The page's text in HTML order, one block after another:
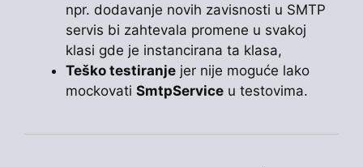
npr. dodavanje novih zavisnosti u SMTP
servis bi zahtevala promene u svakoj
klasi gde je instancirana ta klasa,
Teško testiranje jer nije moguće lako
mockovati SmtpService u testovima.